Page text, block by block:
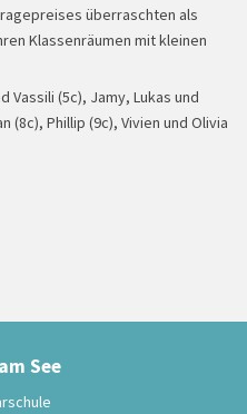
überraschten als
Klassenräumen mit kleinen
Vassili (5c), Jamy, Lukas und
(8c), Phillip (9c), Vivien und Olivia
See